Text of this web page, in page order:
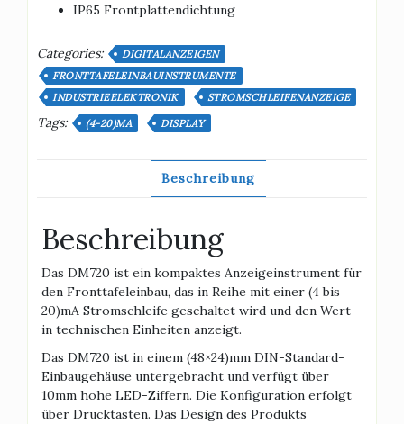
IP65 Frontplattendichtung
Categories:
DIGITALANZEIGEN
FRONTTAFELEINBAUINSTRUMENTE
INDUSTRIEELEKTRONIK
STROMSCHLEIFENANZEIGE
Tags: (4-20)MA DISPLAY
Beschreibung
Beschreibung
Das DM720 ist ein kompaktes Anzeigeinstrument für
den Fronttafeleinbau, das in Reihe mit einer (4 bis
20)mA Stromschleife geschaltet wird und den Wert
in technischen Einheiten anzeigt.
Das DM720 ist in einem (48×24)mm DIN-Standard-
Einbaugehäuse untergebracht und verfügt über
10mm hohe LED-Ziffern. Die Konfiguration erfolgt
über Drucktasten. Das Design des Produkts